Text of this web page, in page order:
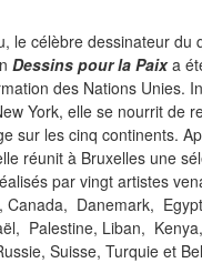
le célèbre dessinateur du
Dessins pour la Paixa
des Nations Unies.
York, elle se nourrit de
sur les cinq continents.
réunit à Bruxelles une
par vingt artistes
Canada, Danemark,
Palestine, Liban,
Suisse, Turquie et